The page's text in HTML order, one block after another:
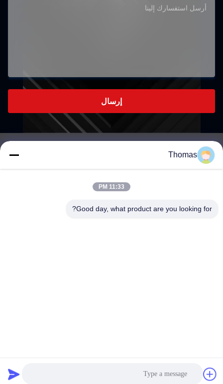
احصل على افضل سعر
إرسال
شنغهاي، الصين
Thomas
11:33 PM
Good day, what product are you looking for?